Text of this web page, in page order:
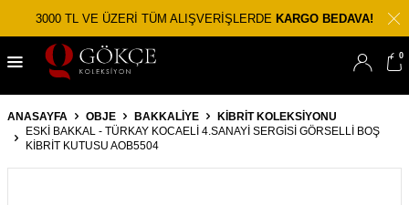
3000 TL VE ÜZERİ TÜM ALIŞVERİŞLERDE KARGO BEDAVA!
0
ANASAYFA OBJE BAKKALIYE
KIBRIT KOLEKSIYONU
ESKI BAKKAL - TÜRKAY KOCAELI 4.SANAYI SERGISI GÖRSELLI BOŞ
KIBRIT KUTUSU AOB5504